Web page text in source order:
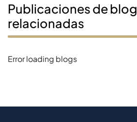
Publicaciones de blog
relacionadas
Error loading blogs